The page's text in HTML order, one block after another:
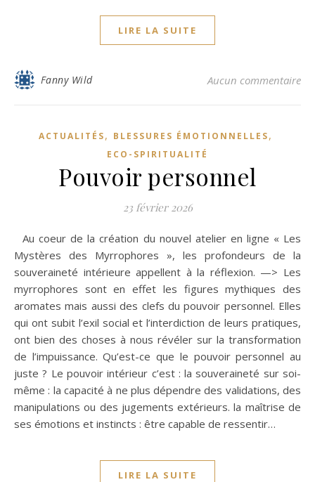
LIRE LA SUITE
Fanny Wild Aucun commentaire
ACTUALITÉS, BLESSURES ÉMOTIONNELLES,
ECO-SPIRITUALITÉ
Pouvoir personnel
23 février 2026
Au coeur de la création du nouvel atelier en ligne « Les
Mystères des Myrrophores », les profondeurs de la
souveraineté intérieure appellent à la réflexion. —> Les
myrrophores sont en effet les figures mythiques des
aromates mais aussi des clefs du pouvoir personnel. Elles
qui ont subit l’exil social et l’interdiction de leurs pratiques,
ont bien des choses à nous révéler sur la transformation
de l’impuissance. Qu’est-ce que le pouvoir personnel au
juste ? Le pouvoir intérieur c’est : la souveraineté sur soi-
même : la capacité à ne plus dépendre des validations, des
manipulations ou des jugements extérieurs. la maîtrise de
ses émotions et instincts : être capable de ressentir…
LIRE LA SUITE